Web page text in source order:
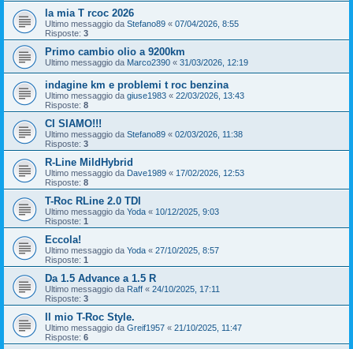
la mia T rcoc 2026
Ultimo messaggio da Stefano89 « 07/04/2026, 8:55
Risposte: 3
Primo cambio olio a 9200km
Ultimo messaggio da Marco2390 « 31/03/2026, 12:19
indagine km e problemi t roc benzina
Ultimo messaggio da giuse1983 « 22/03/2026, 13:43
Risposte: 8
CI SIAMO!!!
Ultimo messaggio da Stefano89 « 02/03/2026, 11:38
Risposte: 3
R-Line MildHybrid
Ultimo messaggio da Dave1989 « 17/02/2026, 12:53
Risposte: 8
T-Roc RLine 2.0 TDI
Ultimo messaggio da Yoda « 10/12/2025, 9:03
Risposte: 1
Eccola!
Ultimo messaggio da Yoda « 27/10/2025, 8:57
Risposte: 1
Da 1.5 Advance a 1.5 R
Ultimo messaggio da Raff « 24/10/2025, 17:11
Risposte: 3
Il mio T-Roc Style.
Ultimo messaggio da Greif1957 « 21/10/2025, 11:47
Risposte: 6